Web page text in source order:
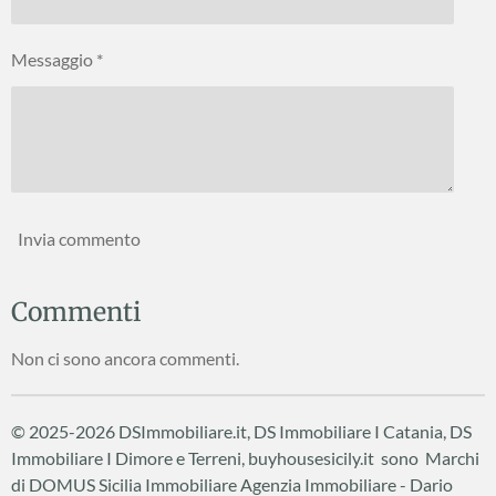
Messaggio *
Invia commento
Commenti
Non ci sono ancora commenti.
© 2025-2026 DSImmobiliare.it, DS Immobiliare I Catania, DS
Immobiliare I Dimore e Terreni, buyhousesicily.it sono Marchi
di DOMUS Sicilia ImmobiliareAgenzia Immobiliare - Dario